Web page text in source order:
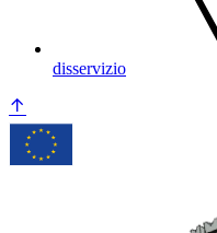
disservizio